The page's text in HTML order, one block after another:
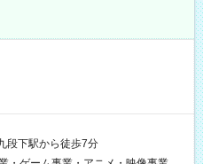
段下駅から徒歩7分